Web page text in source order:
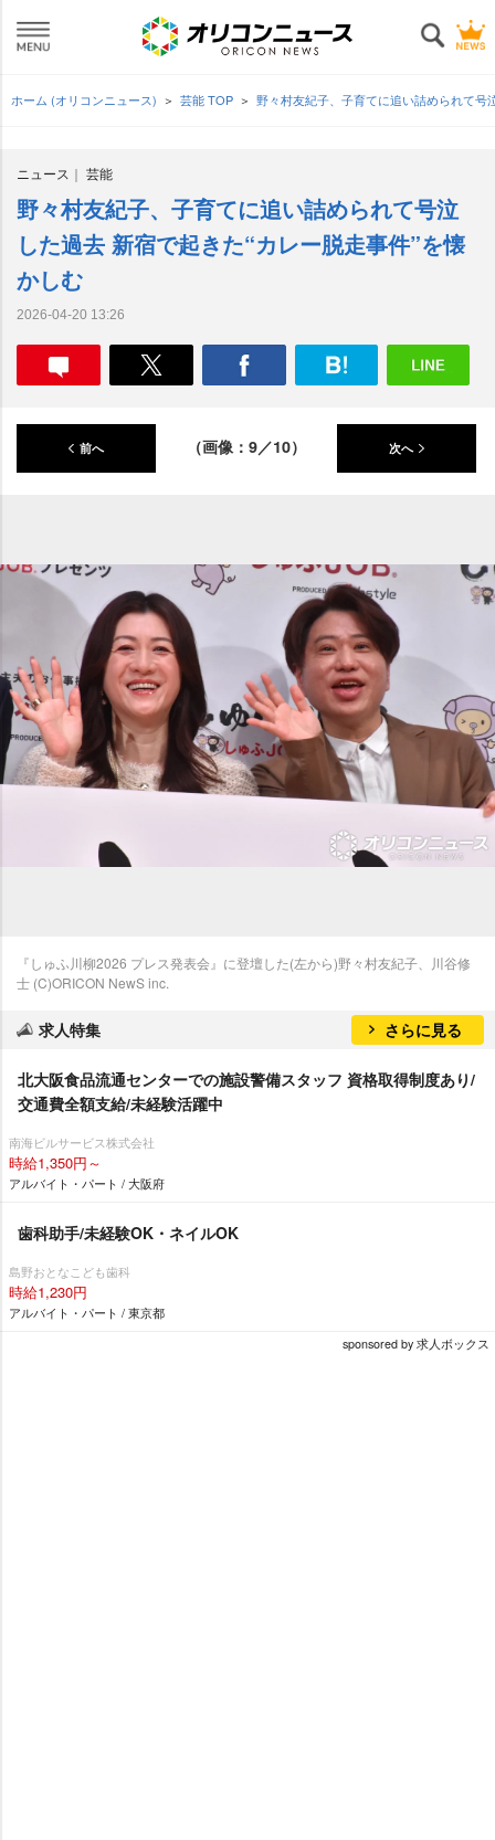
ホーム (オリコンニュース) 芸能 TOP 野々村友紀子、子育てに追い詰められて号
ニュース 芸能
野々村友紀子、子育てに追い詰められて号泣
した過去 新宿で起きた“カレー脱走事件”を懐
かしむ
2026-04-20 13:26
前へ （画像：9／10） 次へ
『しゅふ川柳2026 プレス発表会』に登壇した(左から)野々村友紀子、川谷修
士 (C)ORICON NewS inc.
求人特集 さらに見る
北大阪食品流通センターでの施設警備スタッフ 資格取得制度あり/
交通費全額支給/未経験活躍中
南海ビルサービス株式会社
時給1,350円～
アルバイト・パート / 大阪府
歯科助手/未経験OK・ネイルOK
島野おとなこども歯科
時給1,230円
アルバイト・パート / 東京都
sponsored by 求人ボックス